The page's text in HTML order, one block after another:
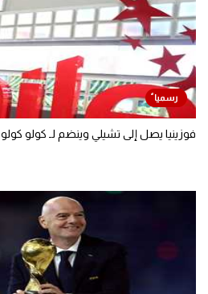
فوزينيا يصل إلى تشيلي وينضم لـ كولو كولو